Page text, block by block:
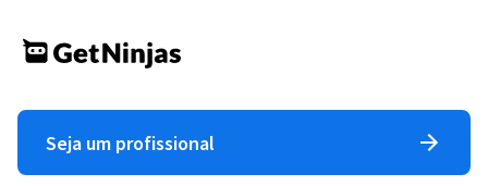
Seja um profissional